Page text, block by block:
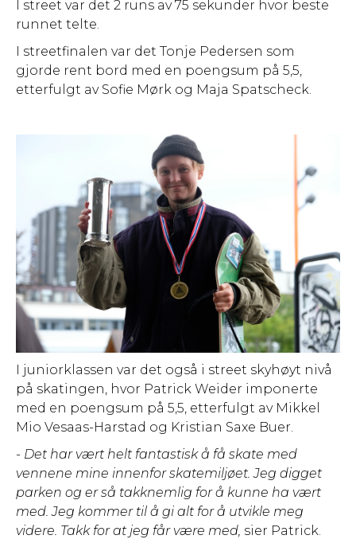
I street var det 2 runs av 75 sekunder hvor beste
runnet telte.
I streetfinalen var det Tonje Pedersen som
gjorde rent bord med en poengsum på 5,5,
etterfulgt av Sofie Mørk og Maja Spatscheck.
I juniorklassen var det også i street skyhøyt nivå
på skatingen, hvor Patrick Weider imponerte
med en poengsum på 5,5, etterfulgt av Mikkel
Mio Vesaas-Harstad og Kristian Saxe Buer.
- Det har vært helt fantastisk å få skate med
vennene mine innenfor skatemiljøet. Jeg digget
parken og er så takknemlig for å kunne ha vært
med. Jeg kommer til å gi alt for å utvikle meg
videre. Takk for at jeg får være med, sier Patrick.